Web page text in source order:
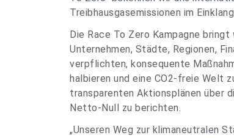
Treibhausgasemissionen im
Die Race To Zero Kampagne
Unternehmen, Städte, Regionen,
verpflichten, konsequente
halbieren und eine CO2-freie Welt
transparenten Aktionsplänen über
Netto-Null zu berichten.
„Unseren Weg zur klimaneutralen